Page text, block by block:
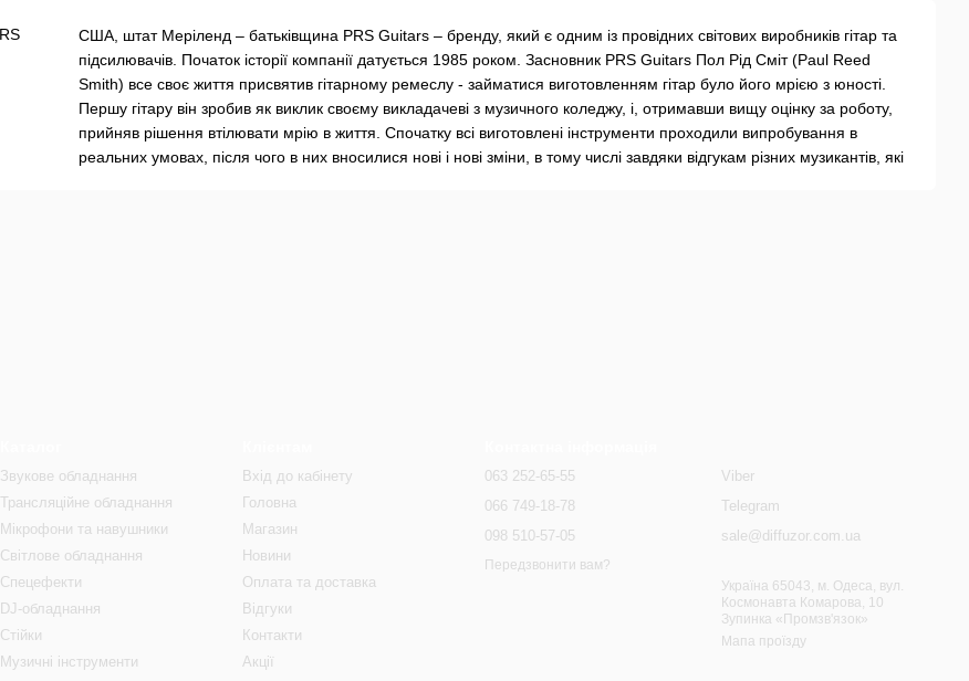
США, штат Меріленд – батьківщина PRS Guitars – бренду, який є одним із провідних світових виробників гітар та
підсилювачів. Початок історії компанії датується 1985 роком. Засновник PRS Guitars Пол Рід Сміт (Paul Reed
Smith) все своє життя присвятив гітарному ремеслу - займатися виготовленням гітар було його мрією з юності.
Першу гітару він зробив як виклик своєму викладачеві з музичного коледжу, і, отримавши вищу оцінку за роботу,
прийняв рішення втілювати мрію в життя. Спочатку всі виготовлені інструменти проходили випробування в
реальних умовах, після чого в них вносилися нові і нові зміни, в тому числі завдяки відгукам різних музикантів, які
Звукове обладнання
Трансляційне обладнання
Мікрофони та навушники
Світлове обладнання
Спецефекти
DJ-обладнання
Стійки
Музичні інструменти
Вхід до кабінету
Головна
Магазин
Новини
Оплата та доставка
Відгуки
Контакти
Акції
063 252-65-55
066 749-18-78
098 510-57-05
Передзвонити вам?
Viber
Telegram
sale@diffuzor.com.ua
Україна 65043, м. Одеса, вул.
Космонавта Комарова, 10
Зупинка «Промзв'язок»
Мапа проїзду